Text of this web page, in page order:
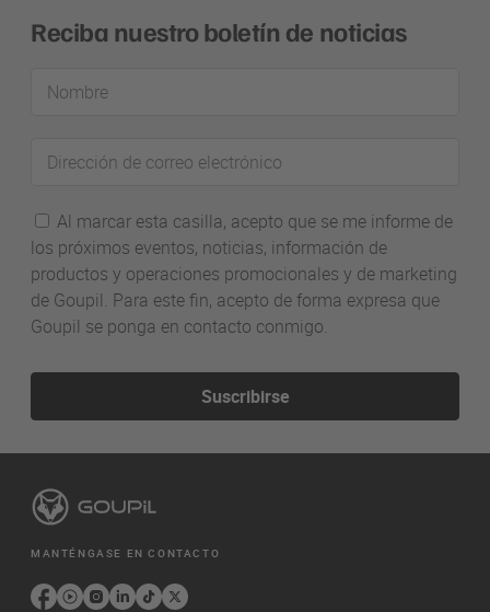
Reciba nuestro boletín de noticias
Nombre
Dirección
de
electrónico
Al marcar esta casilla, acepto que se me informe de
los próximos eventos, noticias, información de
productos y operaciones promocionales y de marketing
de Goupil. Para este fin, acepto de forma expresa que
Goupil se ponga en contacto conmigo.
Suscribirse
MANTÉNGASE EN CONTACTO